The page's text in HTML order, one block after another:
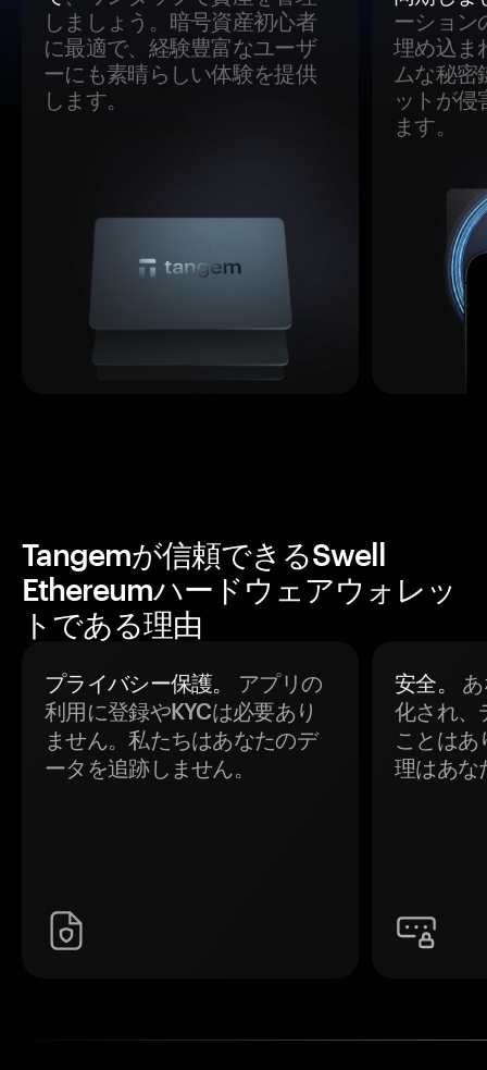
しましょう。暗号資産初心者
に最適で、経験豊富なユーザ
ーにも素晴らしい体験を提供
します。
ーション
埋め込ま
ムな秘密
ットが侵
ます。
Tangemが信頼できるSwell
Ethereumハードウェアウォレッ
トである理由
プライバシー保護。
アプリの
利用に登録やKYCは必要あり
ません。私たちはあなたのデ
ータを追跡しません。
安全。
化され、
ことはあ
理はあな